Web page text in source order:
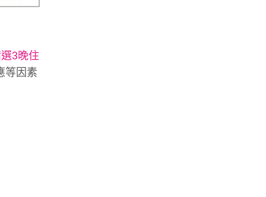
3晚住
等因素